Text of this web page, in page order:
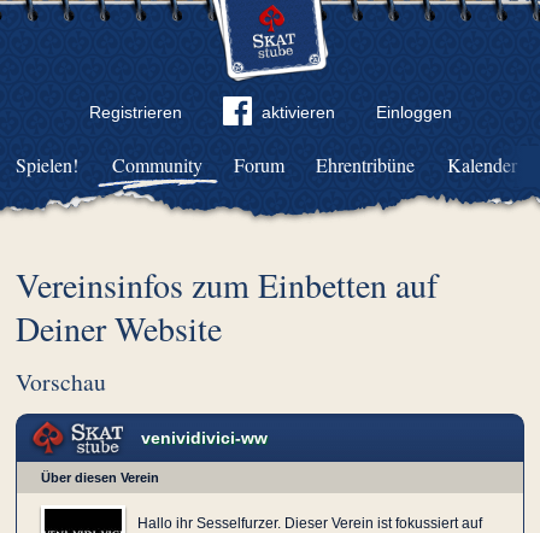
Registrieren aktivieren Einloggen
Community Forum Ehrentribüne Kalender
Spielen!
Vereinsinfos zum Einbetten auf
Deiner Website
Vorschau
venividivici-ww
Über diesen Verein
Hallo ihr Sesselfurzer. Dieser Verein ist fokussiert auf